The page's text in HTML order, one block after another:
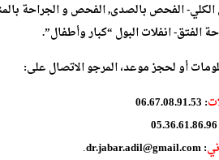
الفحص بالصدى, الفحص و الجراحة
الفتق- انفلات البول “كبار وأطفال”.
أو لحجز موعد، المرجو الاتصال على:
: 06.67.08.91.53
: dr.jabar.adil@gmail.com
.